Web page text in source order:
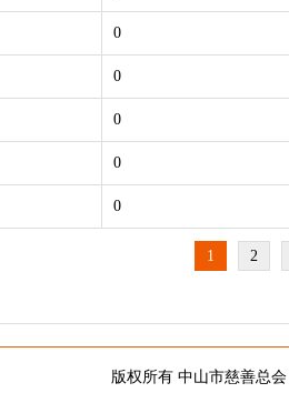
0
0
0
0
0
1 2
版权所有 中山市慈善总